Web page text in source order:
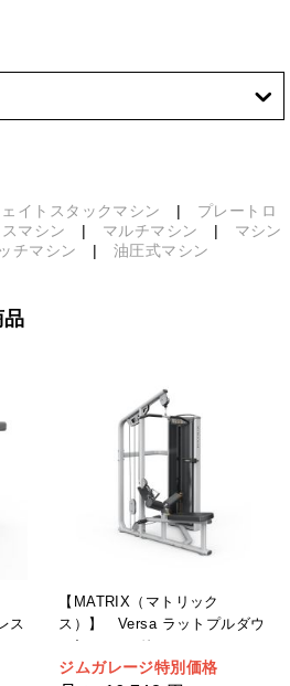
イトスタックマシン | プレートロ
マシン | マルチマシン | マシン
チマシン | 油圧式マシン
品
ス
【MATRIX（マトリック
ス）】 Versa ラットプルダウ
ン/シーテッドロー
ジムガレージ特別価格